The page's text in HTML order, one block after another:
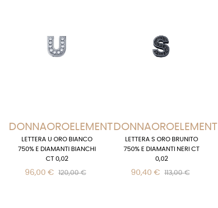
DONNAOROELEMENTS
LETTERA U ORO BIANCO
750% E DIAMANTI BIANCHI
CT 0,02
96,00 € 120,00 €
LETTERA S ORO BRUNITO
750% E DIAMANTI NERI CT
0,02
90,40 € 113,00 €